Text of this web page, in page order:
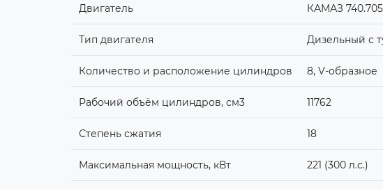
Двигатель КАМАЗ
Тип двигателя Дизельный с
Количество и расположение цилиндров 8, V-образное
Рабочий объём цилиндров, см3 11762
Степень сжатия 18
Максимальная мощность, кВт 221 (300 л.с.)